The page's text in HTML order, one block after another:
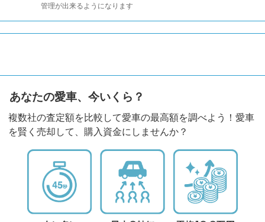
管理が出来るようになります
あなたの愛車、今いくら？
複数社の査定額を比較して愛車の最高額を調べよう！愛車
を賢く売却して、購入資金にしませんか？